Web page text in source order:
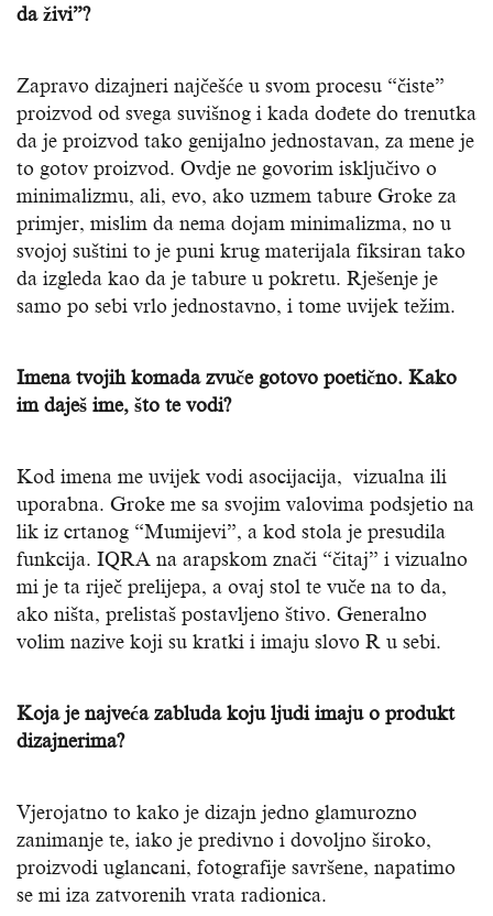
da živi”?
Zapravo dizajneri najčešće u svom procesu “čiste”
proizvod od svega suvišnog i kada dođete do trenutka
da je proizvod tako genijalno jednostavan, za mene je
to gotov proizvod. Ovdje ne govorim isključivo o
minimalizmu, ali, evo, ako uzmem tabure Groke za
primjer, mislim da nema dojam minimalizma, no u
svojoj suštini to je puni krug materijala fiksiran tako
da izgleda kao da je tabure u pokretu. Rješenje je
samo po sebi vrlo jednostavno, i tome uvijek težim.
Imena tvojih komada zvuče gotovo poetično. Kako
im daješ ime, što te vodi?
Kod imena me uvijek vodi asocijacija, vizualna ili
uporabna. Groke me sa svojim valovima podsjetio na
lik iz crtanog “Mumijevi”, a kod stola je presudila
funkcija. IQRA na arapskom znači “čitaj” i vizualno
mi je ta riječ prelijepa, a ovaj stol te vuče na to da,
ako ništa, prelistaš postavljeno štivo. Generalno
volim nazive koji su kratki i imaju slovo R u sebi.
Koja je najveća zabluda koju ljudi imaju o produkt
dizajnerima?
Vjerojatno to kako je dizajn jedno glamurozno
zanimanje te, iako je predivno i dovoljno široko,
proizvodi uglancani, fotografije savršene, napatimo
se mi iza zatvorenih vrata radionica.